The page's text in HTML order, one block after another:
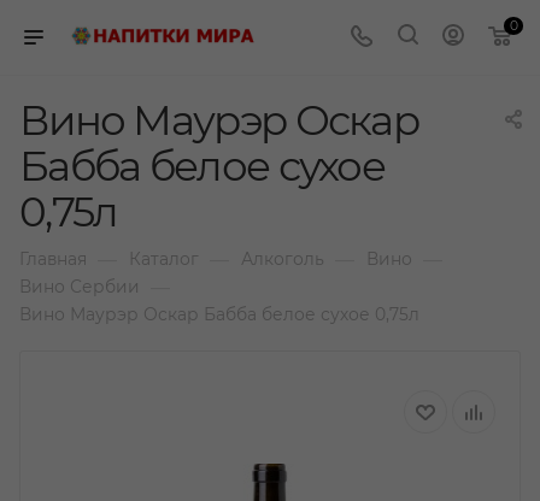
0
Вино Маурэр Оскар
Бабба белое сухое
0,75л
Главная Каталог Алкоголь Вино
Вино Сербии
Вино Маурэр Оскар Бабба белое сухое 0,75л